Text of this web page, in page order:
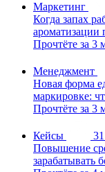
Маркетинг
Когда запах
Прочтёте за 3
Менеджмент
Новая форма
маркировке:
Прочтёте за 3
Кейсы
Повышение
зарабатывать